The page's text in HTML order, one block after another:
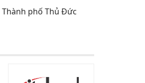
phố Thủ Đức